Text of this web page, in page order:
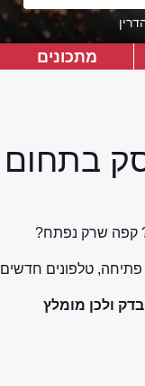
מתכונים
בתחום
קפה שרק נפתח?
פתיחה, טלפונים חדשים
ולכן מומלץ